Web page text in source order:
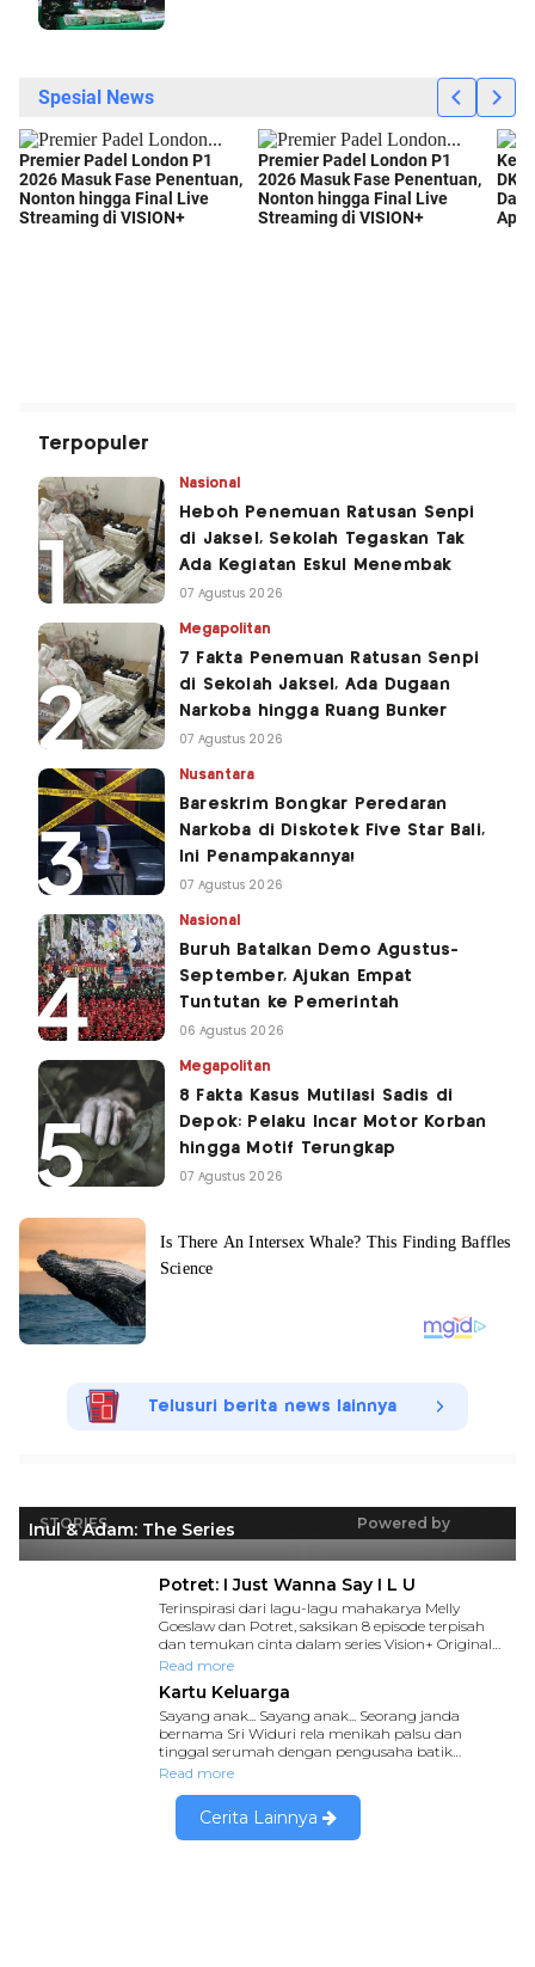
Terpopuler
Nasional
Heboh Penemuan Ratusan Senpi
di Jaksel, Sekolah Tegaskan Tak
Ada Kegiatan Eskul Menembak
07 Agustus 2026
Megapolitan
7 Fakta Penemuan Ratusan Senpi
di Sekolah Jaksel, Ada Dugaan
Narkoba hingga Ruang Bunker
07 Agustus 2026
Nusantara
Bareskrim Bongkar Peredaran
Narkoba di Diskotek Five Star Bali,
Ini Penampakannya!
07 Agustus 2026
Nasional
Buruh Batalkan Demo Agustus-
September, Ajukan Empat
Tuntutan ke Pemerintah
06 Agustus 2026
Megapolitan
8 Fakta Kasus Mutilasi Sadis di
Depok: Pelaku Incar Motor Korban
hingga Motif Terungkap
07 Agustus 2026
Telusuri berita news lainnya